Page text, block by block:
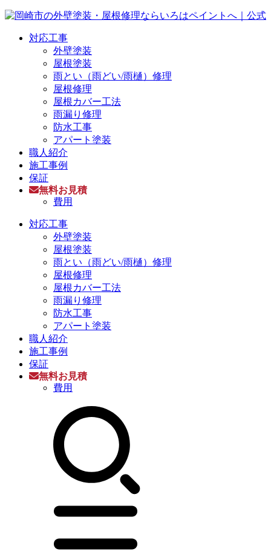
対応工事
外壁塗装
屋根塗装
雨とい（雨どい/雨樋）修理
屋根修理
屋根カバー工法
雨漏り修理
防水工事
アパート塗装
職人紹介
施工事例
保証
無料お見積
費用
対応工事
外壁塗装
屋根塗装
雨とい（雨どい/雨樋）修理
屋根修理
屋根カバー工法
雨漏り修理
防水工事
アパート塗装
職人紹介
施工事例
保証
無料お見積
費用